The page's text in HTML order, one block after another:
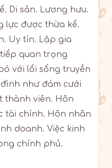
Di sản. Lương hưu.
lực được thừa kế.
Uy tín. Lập gia
quan trọng
với lối sống truyền
như đám cưới
thành viên. Hôn
tài chính. Hôn nhân
doanh. Việc kinh
chính phủ.